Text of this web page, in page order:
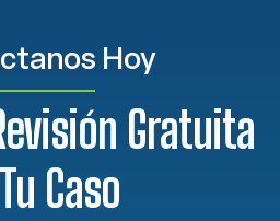
Hoy
Gratuita
Caso